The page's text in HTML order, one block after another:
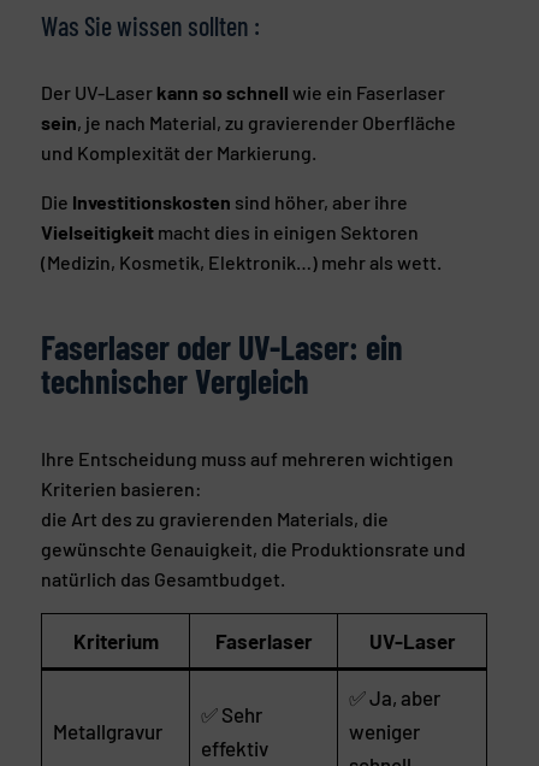
Was Sie wissen sollten :
Der UV-Laser kann so schnell wie ein Faserlaser
sein, je nach Material, zu gravierender Oberfläche
und Komplexität der Markierung.
Die Investitionskosten sind höher, aber ihre
Vielseitigkeit macht dies in einigen Sektoren
(Medizin, Kosmetik, Elektronik…) mehr als wett.
Faserlaser oder UV-Laser: ein
technischer Vergleich
Ihre Entscheidung muss auf mehreren wichtigen
Kriterien basieren:
die Art des zu gravierenden Materials, die
gewünschte Genauigkeit, die Produktionsrate und
natürlich das Gesamtbudget.
Kriterium Faserlaser UV-Laser
Metallgravur
✅ Sehr
effektiv
✅ Ja, aber
weniger